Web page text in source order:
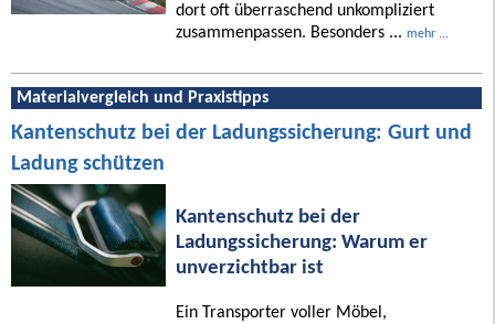
dort oft überraschend unkompliziert
zusammenpassen. Besonders ... mehr ...
Materialvergleich und Praxistipps
Kantenschutz bei der Ladungssicherung: Gurt und
Ladung schützen
Kantenschutz bei der
Ladungssicherung: Warum er
unverzichtbar ist
Ein Transporter voller Möbel,